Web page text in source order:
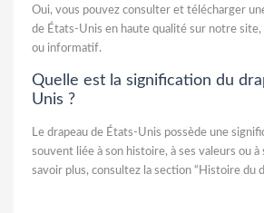
Oui, vous pouvez consulter et télécharger
de États-Unis en haute qualité sur notre
ou informatif.
Quelle est la signification du
Unis ?
Le drapeau de États-Unis possède une
souvent liée à son histoire, à ses valeurs ou à
savoir plus, consultez la section “Histoire du